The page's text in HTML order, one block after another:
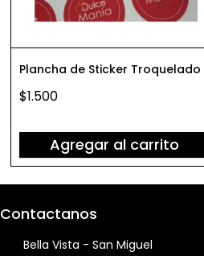
Plancha de Sticker Troquelado
$1.500
Agregar al carrito
Contactanos
Bella Vista - San Miguel